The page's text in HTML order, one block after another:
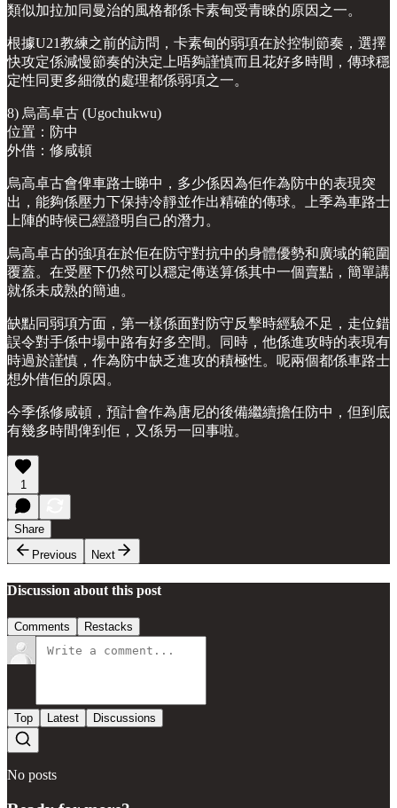
類似加拉加同曼治的風格都係卡素甸受青睞的原因之一。
根據U21教練之前的訪問，卡素甸的弱項在於控制節奏，選擇
快攻定係減慢節奏的決定上唔夠謹慎而且花好多時間，傳球穩
定性同更多細微的處理都係弱項之一。
8) 烏高卓古 (Ugochukwu)
位置：防中
外借：修咸頓
烏高卓古會俾車路士睇中，多少係因為佢作為防中的表現突
出，能夠係壓力下保持冷靜並作出精確的傳球。上季為車路士
上陣的時候已經證明自己的潛力。
烏高卓古的強項在於佢在防守對抗中的身體優勢和廣域的範圍
覆蓋。在受壓下仍然可以穩定傳送算係其中一個賣點，簡單講
就係未成熟的簡迪。
缺點同弱項方面，第一樣係面對防守反擊時經驗不足，走位錯
誤令對手係中場中路有好多空間。同時，他係進攻時的表現有
時過於謹慎，作為防中缺乏進攻的積極性。呢兩個都係車路士
想外借佢的原因。
今季係修咸頓，預計會作為唐尼的後備繼續擔任防中，但到底
有幾多時間俾到佢，又係另一回事啦。
1
Share
Previous
Next
Discussion about this post
Comments Restacks
Top Latest Discussions
No posts